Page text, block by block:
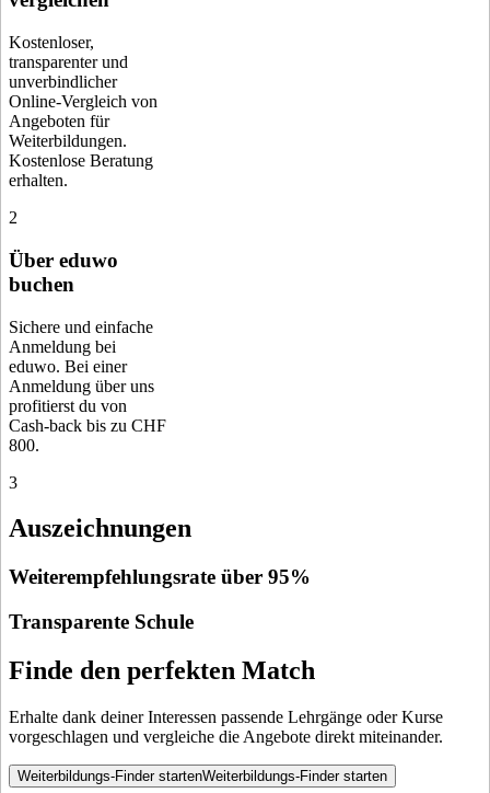
Kostenloser,
transparenter und
unverbindlicher
Online-Vergleich von
Angeboten für
Weiterbildungen.
Kostenlose Beratung
erhalten.
2
Über eduwo
buchen
Sichere und einfache
Anmeldung bei
eduwo. Bei einer
Anmeldung über uns
profitierst du von
Cash-back bis zu CHF
800.
3
Auszeichnungen
Weiterempfehlungsrate über 95%
Transparente Schule
Finde den perfekten Match
Erhalte dank deiner Interessen passende Lehrgänge oder Kurse
vorgeschlagen und vergleiche die Angebote direkt miteinander.
Weiterbildungs-Finder startenWeiterbildungs-Finder starten